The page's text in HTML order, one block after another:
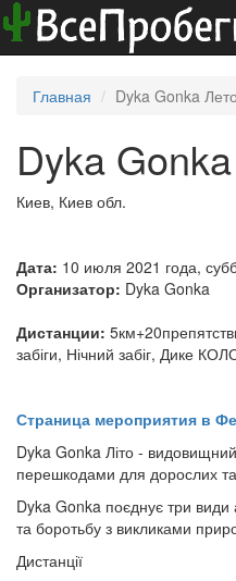
Главная Dyka Gonka
Dyka
Киев, Киев обл.
Дата: 10 июля 2021 года,
Организатор: Dyka Gonka
Дистанции:
забіги, Нічний забіг, Дике
Страница мероприятия в
Dyka Gonka Літо -
перешкодами для дорослих та
Dyka Gonka поєднує три види
та боротьбу з викликами
Дистанції